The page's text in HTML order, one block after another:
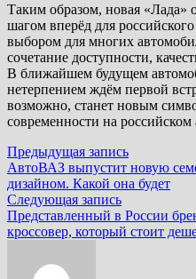
Таким образом, новая «Лада»
шагом вперёд для
выбором для многих
сочетание доступности,
В ближайшем будущем
нетерпением ждём первой
возможно, станет новым
современности на
Навигация
по
записям
Предыдущая запись
запись:
АвтоВАЗ выпустит новую
дизайном. Какой она будет
Следующая записьСледующая
запись:
Представленный в России
кроссовер, который стоит